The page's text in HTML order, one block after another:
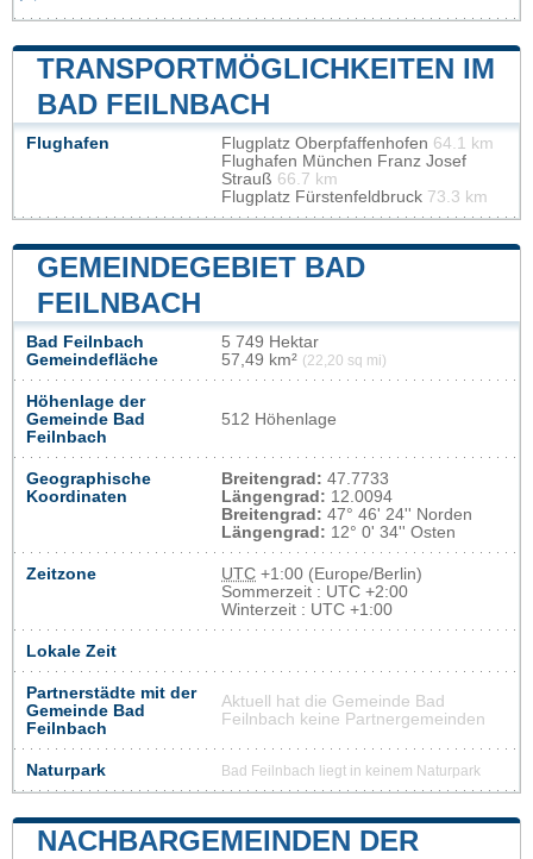
TRANSPORTMÖGLICHKEITEN IM
BAD FEILNBACH
Flughafen Flugplatz Oberpfaffenhofen 64.1 km
Flughafen München Franz Josef
Strauß 66.7 km
Flugplatz Fürstenfeldbruck 73.3 km
GEMEINDEGEBIET BAD
FEILNBACH
Bad Feilnbach
Gemeindefläche
5 749 Hektar
57,49 km² (22,20 sq mi)
Höhenlage der
Gemeinde Bad
Feilnbach
512 Höhenlage
Geographische
Koordinaten
Breitengrad: 47.7733
Längengrad: 12.0094
Breitengrad: 47° 46' 24'' Norden
Längengrad: 12° 0' 34'' Osten
Zeitzone UTC +1:00 (Europe/Berlin)
Sommerzeit : UTC +2:00
Winterzeit : UTC +1:00
Lokale Zeit
Partnerstädte mit der
Gemeinde Bad
Feilnbach
Aktuell hat die Gemeinde Bad
Feilnbach keine Partnergemeinden
Naturpark Bad Feilnbach liegt in keinem Naturpark
NACHBARGEMEINDEN DER